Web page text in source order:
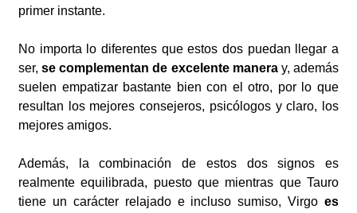
primer instante.
No importa lo diferentes que estos dos puedan llegar a
ser, se complementan de excelente maneray, además
suelen empatizar bastante bien con el otro, por lo que
resultan los mejores consejeros, psicólogos y claro, los
mejores amigos.
Además, la combinación de estos dos signos es
realmente equilibrada, puesto que mientras que Tauro
tiene un carácter relajado e incluso sumiso, Virgo es